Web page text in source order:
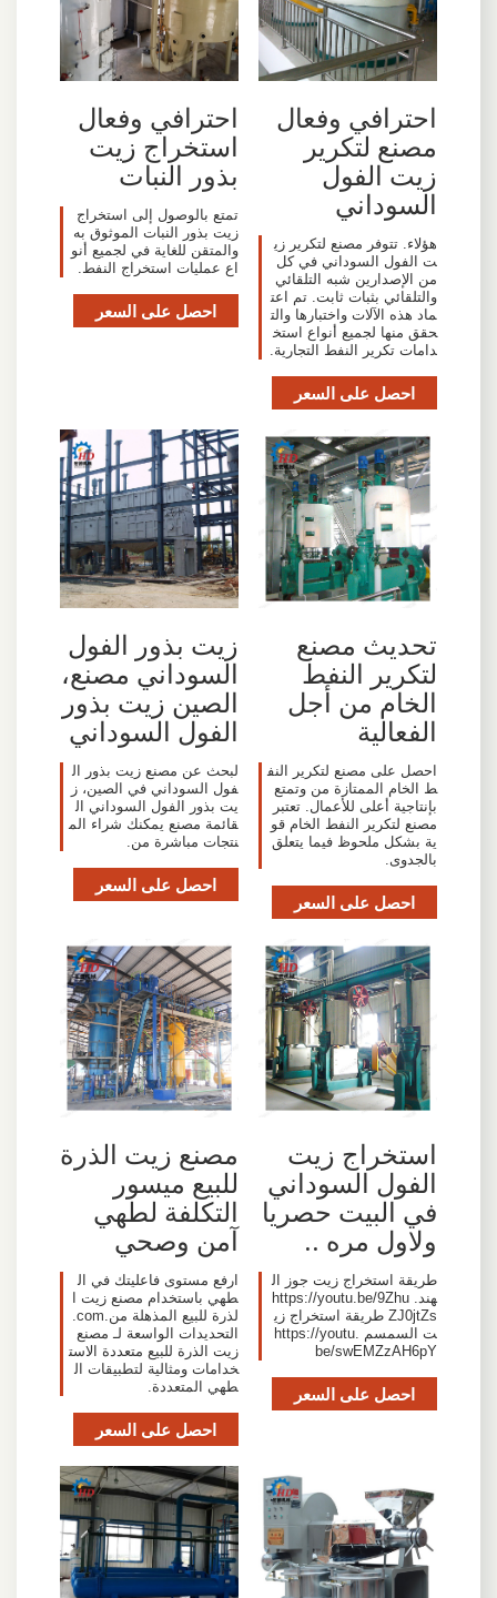
احترافي وفعال
مصنع لتكرير
زيت الفول
السوداني
هؤلاء. تتوفر مصنع لتكرير زي
ت الفول السوداني في كل
من الإصدارين شبه التلقائي
والتلقائي بثبات ثابت. تم اعت
ماد هذه الآلات واختبارها والت
حقق منها لجميع أنواع استخ
دامات تكرير النفط التجارية.
احصل على السعر
احترافي وفعال
استخراج زيت
بذور النبات
تمتع بالوصول إلى استخراج
زيت بذور النبات الموثوق به
والمتقن للغاية في لجميع أنو
اع عمليات استخراج النفط.
احصل على السعر
تحديث مصنع
لتكرير النفط
الخام من أجل
الفعالية
احصل على مصنع لتكرير النف
ط الخام الممتازة من وتمتع
بإنتاجية أعلى للأعمال. تعتبر
مصنع لتكرير النفط الخام قو
ية بشكل ملحوظ فيما يتعلق
بالجدوى.
احصل على السعر
زيت بذور الفول
السوداني مصنع،
الصين زيت بذور
الفول السوداني
لبحث عن مصنع زيت بذور ال
فول السوداني في الصين، ز
يت بذور الفول السوداني ال
قائمة مصنع يمكنك شراء الم
نتجات مباشرة من.
احصل على السعر
استخراج زيت
الفول السوداني
في البيت حصريا
ولاول مره ..
طريقة استخراج زيت جوز ال
هند. https://youtu.be/9Zhu
ZJ0jtZs طريقة استخراج زي
ت السمسم https://youtu.
be/swEMZzAH6pY
احصل على السعر
مصنع زيت الذرة
للبيع ميسور
التكلفة لطهي
آمن وصحي
ارفع مستوى فاعليتك في ال
طهي باستخدام مصنع زيت ا
لذرة للبيع المذهلة من.com.
التحديدات الواسعة لـ مصنع
زيت الذرة للبيع متعددة الاست
خدامات ومثالية لتطبيقات ال
طهي المتعددة.
احصل على السعر